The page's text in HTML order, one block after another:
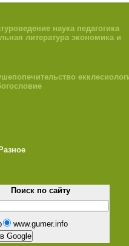
наука педагогика
литература экономика и
Разное
Поиск по сайту
www.gumer.info